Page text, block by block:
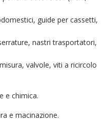
guide per cassetti,
nastri trasportatori,
valvole, viti a ricircolo
e chimica.
e macinazione.